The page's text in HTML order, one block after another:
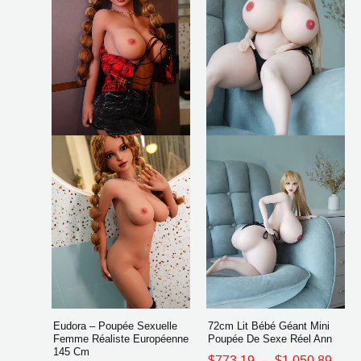
Eudora – Poupée Sexuelle
Femme Réaliste Européenne
145 Cm
à
$2,136.45
plusieurs
variations.
Les
options
peuvent
être
choisies
sur
la
page
du
produit
72cm Lit Bébé Géant Mini
Poupée De Sexe Réel Ann
à
sur
la
page
du